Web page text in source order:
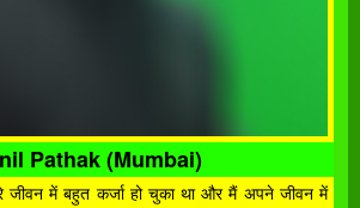
Pathak (Mumbai)
जीवन में बहुत कर्जा हो चुका था और मैं अपने जीवन में